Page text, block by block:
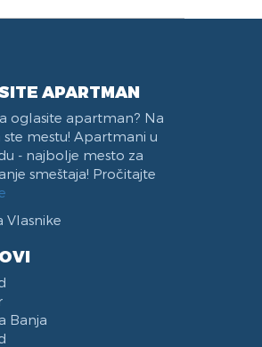
APARTMAN
oglasite apartman? Na
mestu! Apartmani u
- najbolje mesto za
smeštaja! Pročitajte
Vlasnike
Banja